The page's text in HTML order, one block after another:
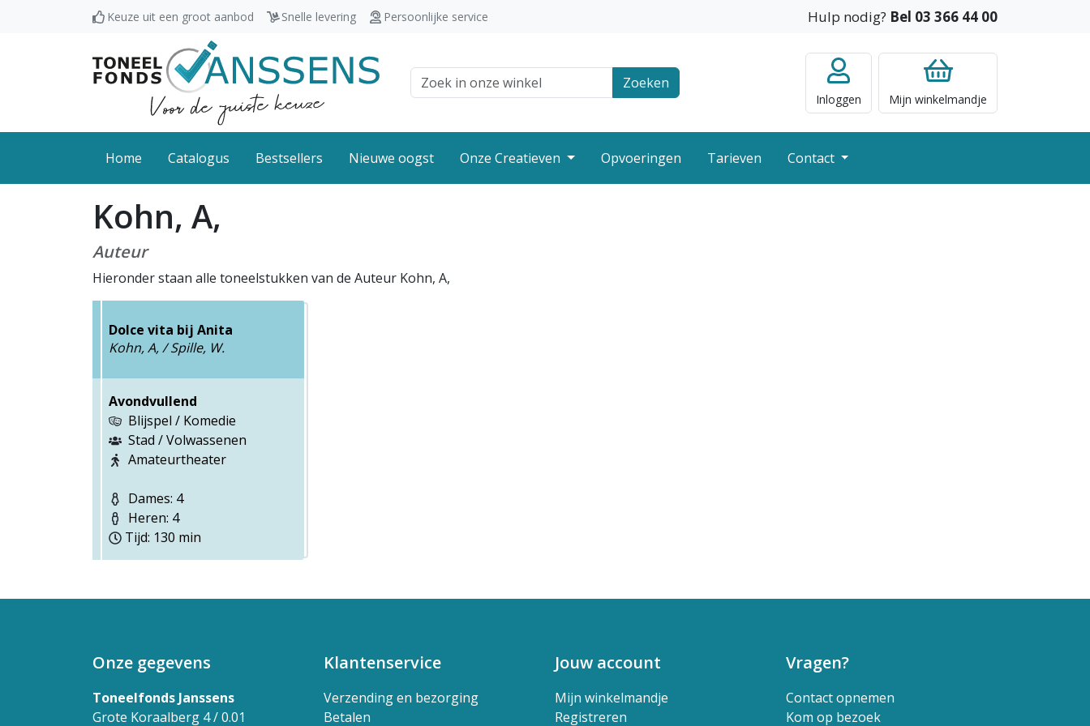
Keuze uit een groot aanbod Snelle levering Persoonlijke service Hulp nodig? Bel 03 366 44 00
Zoek veld Zoeken
Inloggen Mijn winkelmandje
Home Catalogus Bestsellers Nieuwe oogst Onze Creatieven Opvoeringen Tarieven Contact
Kohn, A,
Auteur
Hieronder staan alle toneelstukken van de Auteur Kohn, A,
Dolce vita bij Anita
Kohn, A, / Spille, W.
Avondvullend
Blijspel / Komedie
Stad / Volwassenen
Amateurtheater
Dames: 4
Heren: 4
Tijd: 130 min
Onze gegevens
Toneelfonds Janssens
Grote Koraalberg 4 / 0.01
Klantenservice
Verzending en bezorging
Betalen
Jouw account
Mijn winkelmandje
Registreren
Vragen?
Contact opnemen
Kom op bezoek